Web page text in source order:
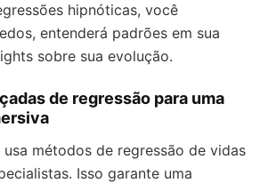
hipnóticas, você
entenderá padrões em sua
sobre sua evolução.
de regressão para uma
métodos de regressão de vidas
Isso garante uma